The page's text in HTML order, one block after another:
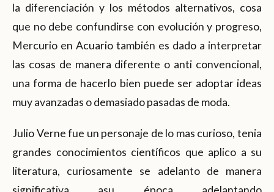
la diferenciación y los métodos alternativos, cosa
que no debe confundirse con evolución y progreso,
Mercurio en Acuario también es dado a interpretar
las cosas de manera diferente o anti convencional,
una forma de hacerlo bien puede ser adoptar ideas
muy avanzadas o demasiado pasadas de moda.
Julio Verne fue un personaje de lo mas curioso, tenia
grandes conocimientos científicos que aplico a su
literatura, curiosamente se adelanto de manera